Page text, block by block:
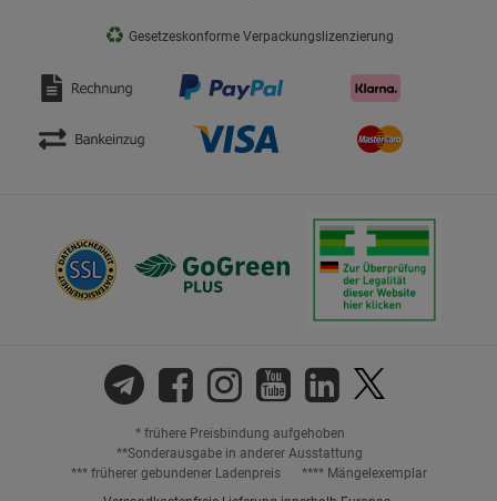
♻ Gesetzeskonforme Verpackungslizenzierung
* frühere Preisbindung aufgehoben
**Sonderausgabe in anderer Ausstattung
*** früherer gebundener Ladenpreis
**** Mängelexemplar